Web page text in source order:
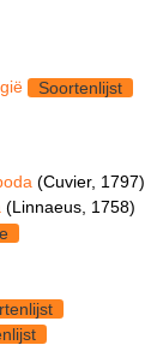
Soortenlijst
(Cuvier, 1797)
(Linnaeus, 1758)